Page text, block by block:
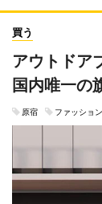
買う
アウトドア
国内唯一の
原宿 ファッション